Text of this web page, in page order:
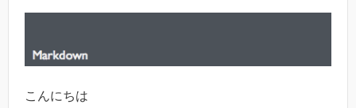
こんにちは